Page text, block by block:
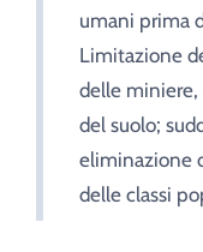
umani prima
Limitazione
delle
del suolo;
eliminazione
delle classi